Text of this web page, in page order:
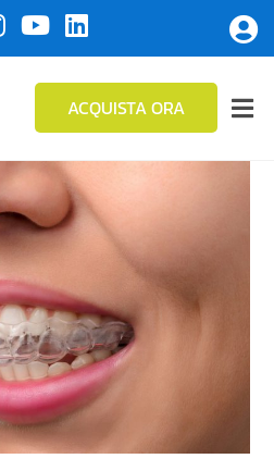
ACQUISTA ORA